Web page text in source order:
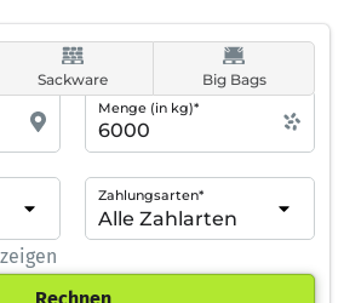
Sackware Big Bags
Menge (in kg)*
Zahlungsarten*
Rechnen